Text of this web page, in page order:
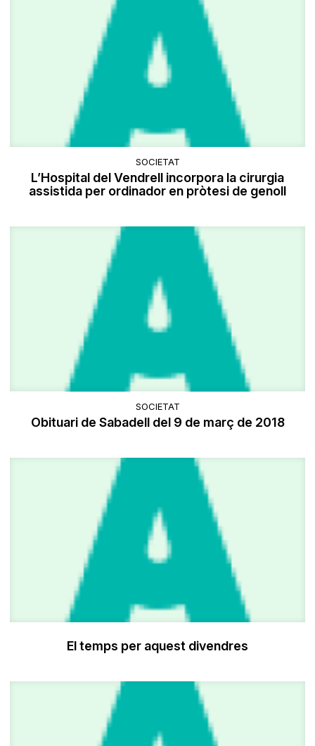
SOCIETAT
L’Hospital del Vendrell incorpora la cirurgia
assistida per ordinador en pròtesi de genoll
SOCIETAT
Obituari de Sabadell del 9 de març de 2018
El temps per aquest divendres